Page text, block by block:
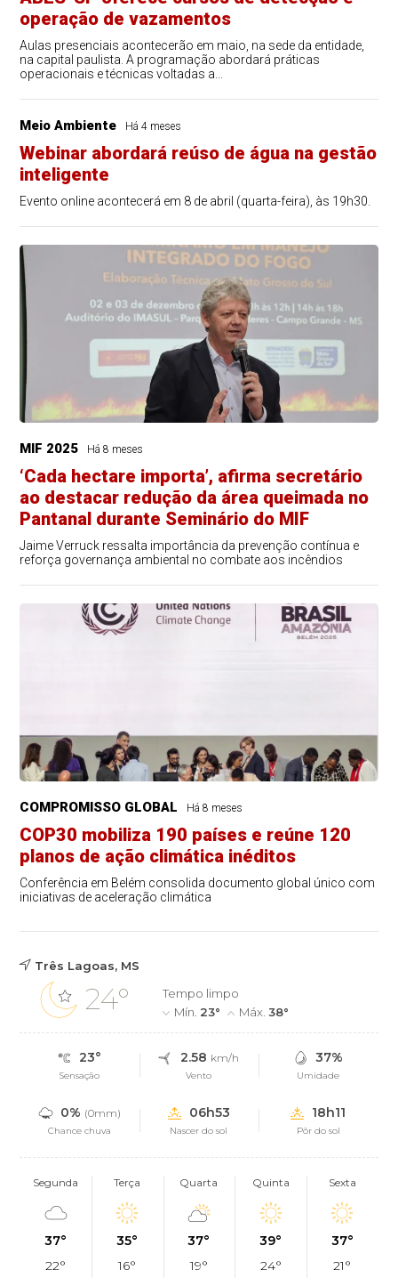
operação de vazamentos
Aulas presenciais acontecerão em maio, na sede da entidade,
na capital paulista. A programação abordará práticas
operacionais e técnicas voltadas a...
Meio Ambiente Há 4 meses
Webinar abordará reúso de água na gestão
inteligente
Evento online acontecerá em 8 de abril (quarta-feira), às 19h30.
MIF 2025 Há 8 meses
‘Cada hectare importa’, afirma secretário
ao destacar redução da área queimada no
Pantanal durante Seminário do MIF
Jaime Verruck ressalta importância da prevenção contínua e
reforça governança ambiental no combate aos incêndios
COMPROMISSO GLOBAL Há 8 meses
COP30 mobiliza 190 países e reúne 120
planos de ação climática inéditos
Conferência em Belém consolida documento global único com
iniciativas de aceleração climática
Três Lagoas, MS
24°
Tempo limpo
Mín. 23° Máx.38°
23°
Sensação
2.58 km/h
Vento
37%
Umidade
0% (0mm)
Chance chuva
06h53
Nascer do sol
18h11
Pôr do sol
Segunda
37°
22°
Terça
35°
16°
Quarta
37°
19°
Quinta
39°
24°
Sexta
37°
21°